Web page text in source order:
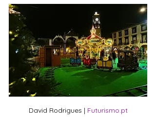
David Rodrigues | Futurismo.pt